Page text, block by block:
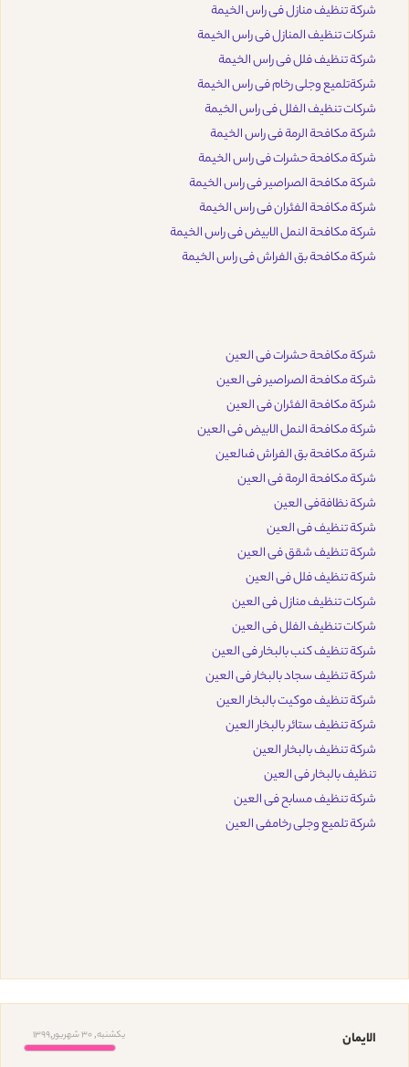
شركة تنظيف منازل فى راس الخيمة
شركات تنظيف المنازل فى راس الخيمة
شركة تنظيف فلل فى راس الخيمة
شركةتلميع وجلى رخام فى راس الخيمة
شركات تنظيف الفلل فى راس الخيمة
شركة مكافحة الرمة فى راس الخيمة
شركة مكافحة حشرات فى راس الخيمة
شركة مكافحة الصراصير فى راس الخيمة
شركة مكافحة الفئران فى راس الخيمة
شركة مكافحة النمل الابيض فى راس الخيمة
شركة مكافحة بق الفراش فى راس الخيمة
شركة مكافحة حشرات فى العين
شركة مكافحة الصراصير فى العين
شركة مكافحة الفئران فى العين
شركة مكافحة النمل الابيض فى العين
شركة مكافحة بق الفراش فىالعين
شركة مكافحة الرمة فى العين
شركة نظافةفى العين
شركة تنظيف فى العين
شركة تنظيف شقق فى العين
شركة تنظيف فلل فى العين
شركات تنظيف منازل فى العين
شركات تنظيف الفلل فى العين
شركة تنظيف كنب بالبخار فى العين
شركة تنظيف سجاد بالبخار فى العين
شركة تنظيف موكيت بالبخار العين
شركة تنظيف ستائر بالبخار العين
شركة تنظيف بالبخار العين
تنظيف بالبخار فى العين
شركة تنظيف مسابح فى العين
شركة تلميع وجلى رخامفى العين
یکشنبه, 30 شهریور,1399 الايمان